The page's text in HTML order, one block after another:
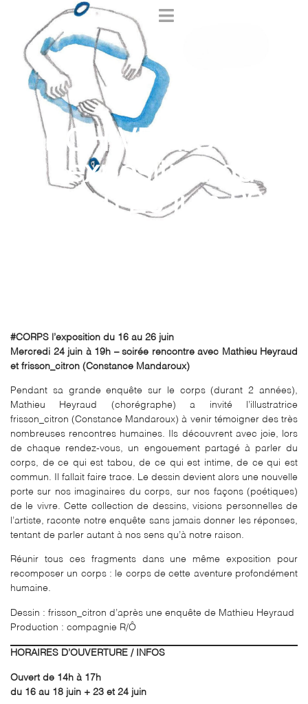
[ARCHIVE] #CORPS
l’exposition du 16
au 26 juin 2026
#CORPS l’exposition du 16 au 26 juin
Mercredi 24 juin à 19h – soirée rencontre avec Mathieu Heyraud
et frisson_citron (Constance Mandaroux)
Pendant sa grande enquête sur le corps (durant 2 années),
Mathieu Heyraud (chorégraphe) a invité l’illustratrice
frisson_citron (Constance Mandaroux) à venir témoigner des très
nombreuses rencontres humaines. Ils découvrent avec joie, lors
de chaque rendez-vous, un engouement partagé à parler du
corps, de ce qui est tabou, de ce qui est intime, de ce qui est
commun. Il fallait faire trace. Le dessin devient alors une nouvelle
porte sur nos imaginaires du corps, sur nos façons (poétiques)
de le vivre. Cette collection de dessins, visions personnelles de
l’artiste, raconte notre enquête sans jamais donner les réponses,
tentant de parler autant à nos sens qu’à notre raison.
Réunir tous ces fragments dans une même exposition pour
recomposer un corps : le corps de cette aventure profondément
humaine.
Dessin : frisson_citron d’après une enquête de Mathieu Heyraud
Production : compagnie R/Ô
HORAIRES D’OUVERTURE / INFOS
Ouvert de 14h à 17h
du 16 au 18 juin + 23 et 24 juin